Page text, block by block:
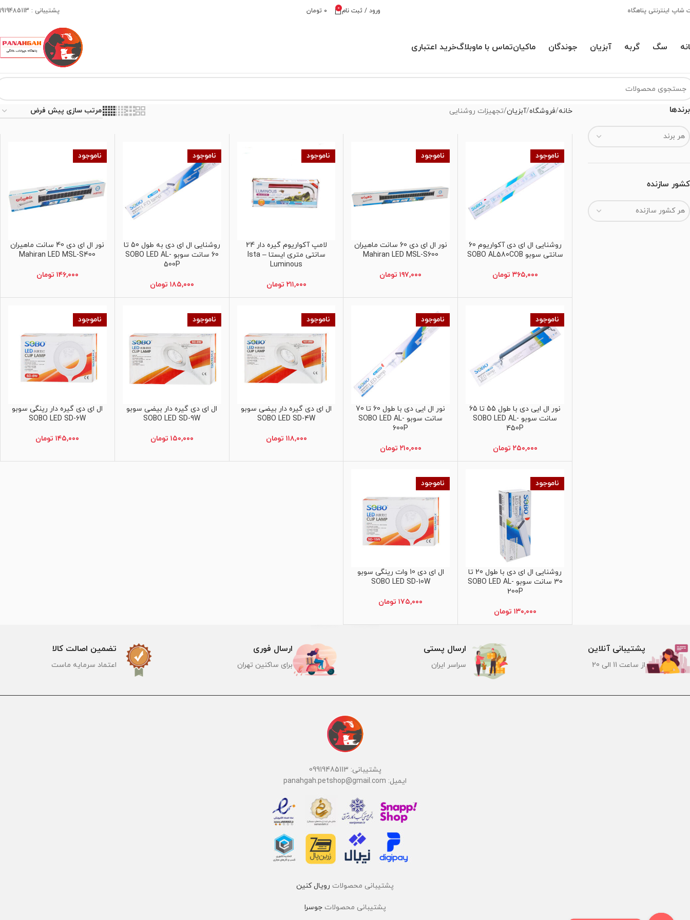
شاپ اینترنتی پناهگاه ورود / ثبت نام 0 ۰ تومان پشتیبانی : 09919485113
سگ گربه آبزیان جوندگان ماکیانتماس با ماوبلاگخرید اعتباری
برندها
هر برند
کشور سازنده
هر کشور سازنده
خانه فروشگاه آبزیان تجهیزات روشنایی
ناموجود
اطلاعات بیشتر
روشنایی ال ای دی آکواریوم 60
سانتی سوبو SOBO AL580COB
۳۶۵,۰۰۰ تومان
ناموجود
اطلاعات بیشتر
نور ال ای دی 60 سانت ماهیران
Mahiran LED MSL-S600
۱۹۷,۰۰۰ تومان
ناموجود
اطلاعات بیشتر
لامپ آکواریوم گیره دار 24
سانتی متری ایستا – Ista
Luminous
۲۱۱,۰۰۰ تومان
ناموجود
اطلاعات بیشتر
روشنایی ال ای دی به طول 50 تا
60 سانت سوبو SOBO LED AL-
500P
۱۸۵,۰۰۰ تومان
ناموجود
اطلاعات بیشتر
نور ال ای دی 40 سانت ماهیران
Mahiran LED MSL-S400
۱۴۶,۰۰۰ تومان
ناموجود
اطلاعات بیشتر
نور ال ایی دی با طول 55 تا 65
سانت سوبو SOBO LED AL-
450P
۲۵۰,۰۰۰ تومان
ناموجود
اطلاعات بیشتر
نور ال ایی دی با طول 60 تا 70
سانت سوبو SOBO LED AL-
600P
۲۱۰,۰۰۰ تومان
ناموجود
اطلاعات بیشتر
ال ای دی گیره دار بیضی سوبو
SOBO LED SD-4W
۱۱۸,۰۰۰ تومان
ناموجود
اطلاعات بیشتر
ال ای دی گیره دار بیضی سوبو
SOBO LED SD-9W
۱۵۰,۰۰۰ تومان
ناموجود
اطلاعات بیشتر
ال ای دی گیره دار رینگی سوبو
SOBO LED SD-6W
۱۴۵,۰۰۰ تومان
ناموجود
اطلاعات بیشتر
روشنایی ال ای دی با طول 20 تا
30 سانت سوبو SOBO LED AL-
200P
۱۳۰,۰۰۰ تومان
ناموجود
اطلاعات بیشتر ال ای دی 10 وات رینگی سوبو
SOBO LED SD-10W
۱۷۵,۰۰۰ تومان
تضمین اصالت کالا
اعتماد سرمایه ماست
ارسال فوری
برای ساکنین تهران
ارسال پستی
سراسر ایران
پشتیبانی آنلاین
از ساعت 11 الی 20
پشتیبانی: 09919485113
ایمیل: panahgah.petshop@gmail.com
پشتیبانی محصولات رویال کنین
پشتیبانی محصولاتجوسرا